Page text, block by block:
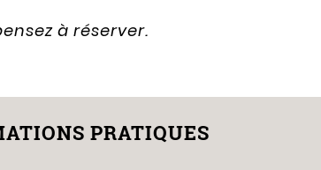
à réserver.
PRATIQUES